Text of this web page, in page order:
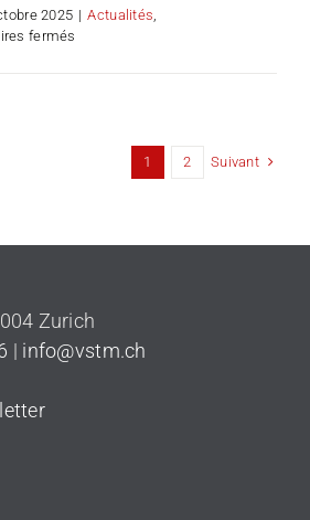
2025 | Actualités
fermés
in
d’expérience
touristique
1 2 Suivant
Zurich
| info@vstm.ch